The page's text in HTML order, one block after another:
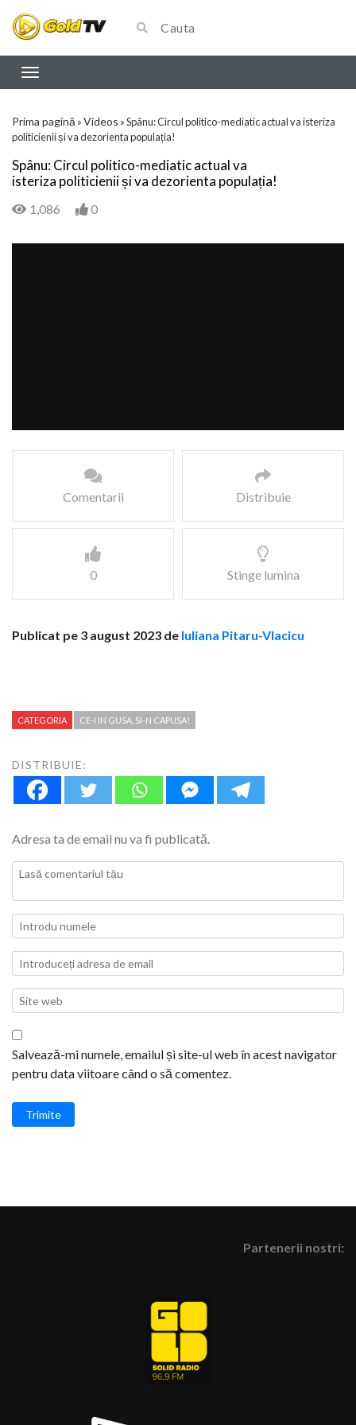
Prima pagină »Videos »Spânu: Circul politico-mediatic actual va isteriza
politicienii și va dezorienta populația!
Spânu: Circul politico-mediatic actual va
isteriza politicienii și va dezorienta populația!
1,086 0
Comentarii Distribuie
0 Stinge lumina
Publicat pe 3 august 2023 de Iuliana Pitaru-Vlacicu
CATEGORIA CE-I IN GUSA, SI-N CAPUSA!
DISTRIBUIE:
Adresa ta de email nu va fi publicată.
Salvează-mi numele, emailul și site-ul web în acest navigator
pentru data viitoare când o să comentez.
Trimite
Partenerii nostri: